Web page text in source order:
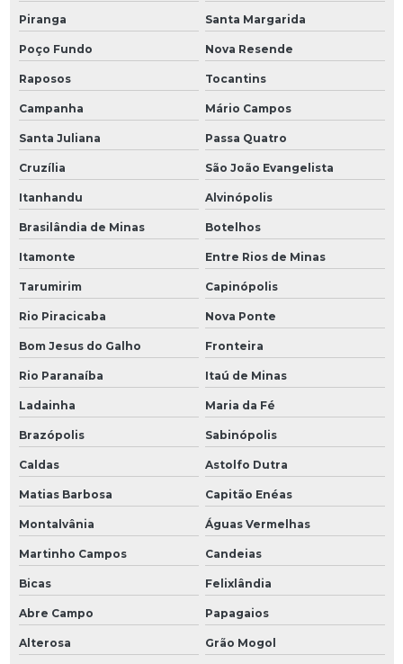
Piranga Santa Margarida
Poço Fundo Nova Resende
Raposos Tocantins
Campanha Mário Campos
Santa Juliana Passa Quatro
Cruzília São João Evangelista
Itanhandu Alvinópolis
Brasilândia de Minas Botelhos
Itamonte Entre Rios de Minas
Tarumirim Capinópolis
Rio Piracicaba Nova Ponte
Bom Jesus do Galho Fronteira
Rio Paranaíba Itaú de Minas
Ladainha Maria da Fé
Brazópolis Sabinópolis
Caldas Astolfo Dutra
Matias Barbosa Capitão Enéas
Montalvânia Águas Vermelhas
Martinho Campos Candeias
Bicas Felixlândia
Abre Campo Papagaios
Alterosa Grão Mogol